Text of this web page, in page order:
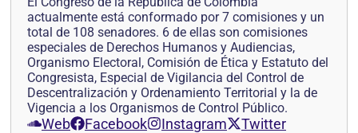
actualmente está conformado por 7 comisiones y un
total de 108 senadores. 6 de ellas son comisiones
especiales de Derechos Humanos y Audiencias,
Organismo Electoral, Comisión de Ética y Estatuto del
Congresista, Especial de Vigilancia del Control de
Descentralización y Ordenamiento Territorial y la de
Vigencia a los Organismos de Control Público.
Web Facebook Instagram Twitter